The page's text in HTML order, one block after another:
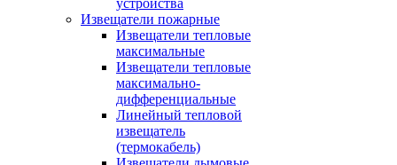
устройства
Извещатели пожарные
Извещатели тепловые
максимальные
Извещатели тепловые
максимально-
дифференциальные
Линейный тепловой
извещатель
(термокабель)